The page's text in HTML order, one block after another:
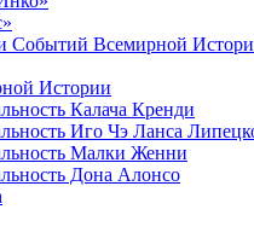
Событий Всемирной
Истории
Калача Кренди
Иго Чэ Ланса
Малки Женни
Дона Алонсо